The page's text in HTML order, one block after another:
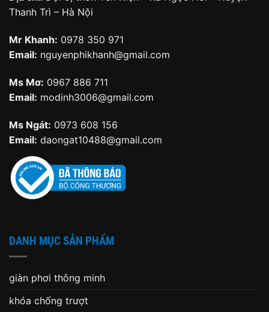
Thanh Trì – Hà Nội
Mr Khanh: 0978 350 971
Email: nguyenphikhanh@gmail.com
Ms Mơ: 0967 886 711
Email: modinh3006@gmail.com
Ms Ngát: 0973 608 156
Email: daongat10488@gmail.com
DANH MỤC SẢN PHẨM
giàn phơi thông minh
khóa chống trượt